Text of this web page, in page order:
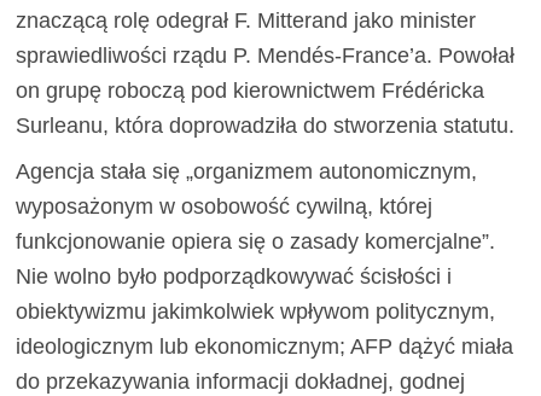
znaczącą rolę odegrał F. Mitterand jako minister
sprawiedliwości rządu P. Mendés-France’a. Powołał
on grupę roboczą pod kierownictwem Frédéricka
Surleanu, która doprowadziła do stworzenia statutu.
Agencja stała się „organizmem autonomicznym,
wyposażonym w osobowość cywilną, której
funkcjonowanie opiera się o zasady komercjalne”.
Nie wolno było podporządkowywać ścisłości i
obiektywizmu jakimkolwiek wpływom politycznym,
ideologicznym lub ekonomicznym; AFP dążyć miała
do przekazywania informacji dokładnej, godnej